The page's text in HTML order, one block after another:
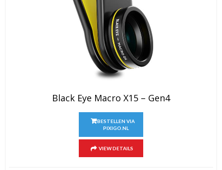
Black Eye Macro X15 – Gen4
BESTELLEN VIA
PIXIGO.NL
VIEW DETAILS